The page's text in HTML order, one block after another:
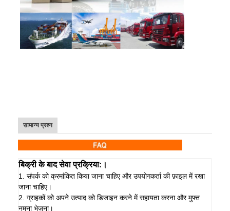
सामान्य प्रश्न
बिक्री के बाद सेवा प्रक्रिया:।
1. संपर्क को क्रमांकित किया जाना चाहिए और उपयोगकर्ता की फ़ाइल में रखा
जाना चाहिए।
2. ग्राहकों को अपने उत्पाद को डिजाइन करने में सहायता करना और मुफ्त
नमूना भेजना।